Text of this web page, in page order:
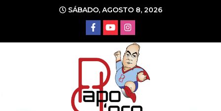
conteúdo
SÁBADO, AGOSTO 8, 2026